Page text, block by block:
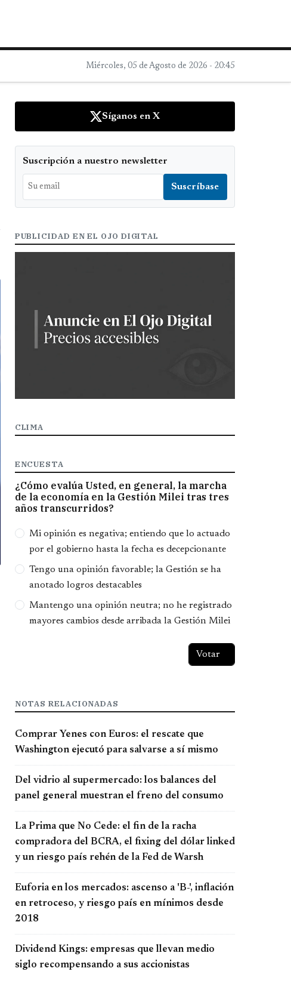
Miércoles, 05 de Agosto de 2026 - 20:45
Síganos en X
Suscripción a nuestro newsletter
PUBLICIDAD EN EL OJO DIGITAL
CLIMA
ENCUESTA
¿Cómo evalúa Usted, en general, la marcha
de la economía en la Gestión Milei tras tres
años transcurridos?
Opciones
Mi opinión es negativa; entiendo que lo actuado
por el gobierno hasta la fecha es decepcionante
Tengo una opinión favorable; la Gestión se ha
anotado logros destacables
Mantengo una opinión neutra; no he registrado
mayores cambios desde arribada la Gestión Milei
NOTAS RELACIONADAS
Comprar Yenes con Euros: el rescate que
Washington ejecutó para salvarse a sí mismo
Del vidrio al supermercado: los balances del
panel general muestran el freno del consumo
La Prima que No Cede: el fin de la racha
compradora del BCRA, el fixing del dólar linked
y un riesgo país rehén de la Fed de Warsh
Euforia en los mercados: ascenso a 'B-', inflación
en retroceso, y riesgo país en mínimos desde
2018
Dividend Kings: empresas que llevan medio
siglo recompensando a sus accionistas